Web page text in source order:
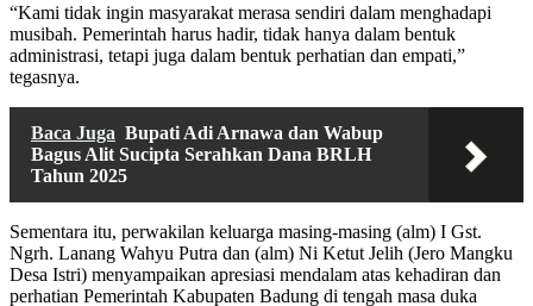
“Kami tidak ingin masyarakat merasa sendiri dalam menghadapi
musibah. Pemerintah harus hadir, tidak hanya dalam bentuk
administrasi, tetapi juga dalam bentuk perhatian dan empati,”
tegasnya.
Baca Juga Bupati Adi Arnawa dan Wabup
Bagus Alit Sucipta Serahkan Dana BRLH
Tahun 2025
Sementara itu, perwakilan keluarga masing-masing (alm) I Gst.
Ngrh. Lanang Wahyu Putra dan (alm) Ni Ketut Jelih (Jero Mangku
Desa Istri) menyampaikan apresiasi mendalam atas kehadiran dan
perhatian Pemerintah Kabupaten Badung di tengah masa duka